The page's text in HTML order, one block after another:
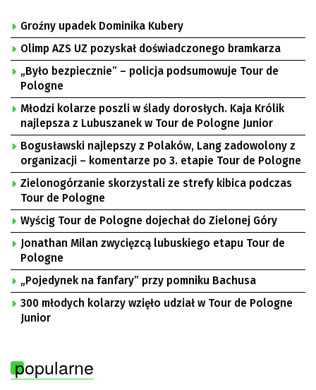
Groźny upadek Dominika Kubery
Olimp AZS UZ pozyskał doświadczonego bramkarza
„Było bezpiecznie” – policja podsumowuje Tour de
Pologne
Młodzi kolarze poszli w ślady dorosłych. Kaja Królik
najlepsza z Lubuszanek w Tour de Pologne Junior
Bogusławski najlepszy z Polaków, Lang zadowolony z
organizacji – komentarze po 3. etapie Tour de Pologne
Zielonogórzanie skorzystali ze strefy kibica podczas
Tour de Pologne
Wyścig Tour de Pologne dojechał do Zielonej Góry
Jonathan Milan zwycięzcą lubuskiego etapu Tour de
Pologne
„Pojedynek na fanfary” przy pomniku Bachusa
300 młodych kolarzy wzięło udział w Tour de Pologne
Junior
popularne